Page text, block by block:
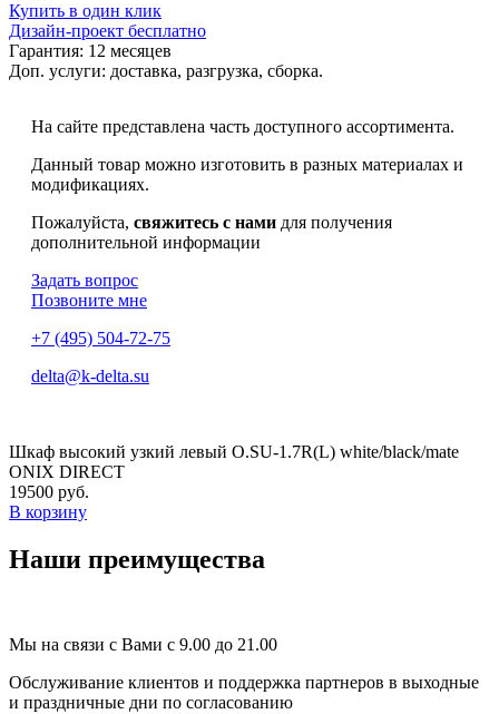
Купить в один клик
Дизайн-проект бесплатно
Гарантия: 12 месяцев
Доп. услуги: доставка, разгрузка, сборка.
На сайте представлена часть доступного ассортимента.
Данный товар можно изготовить в разных материалах и
модификациях.
Пожалуйста, свяжитесь с нами для получения
дополнительной информации
Задать вопрос
Позвоните мне
+7 (495) 504-72-75
delta@k-delta.su
Шкаф высокий узкий левый O.SU-1.7R(L) white/black/mate
ONIX DIRECT
19500 руб.
В корзину
Наши преимущества
Мы на связи с Вами с 9.00 до 21.00
Обслуживание клиентов и поддержка партнеров в выходные
и праздничные дни по согласованию